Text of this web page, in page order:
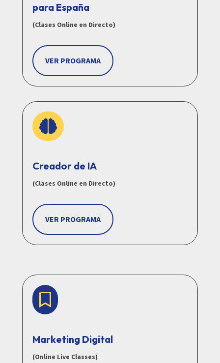
para España
(Clases Online en Directo)
VER PROGRAMA

Creador de IA
(Clases Online en Directo)
VER PROGRAMA

Marketing Digital
(Online Live Classes)